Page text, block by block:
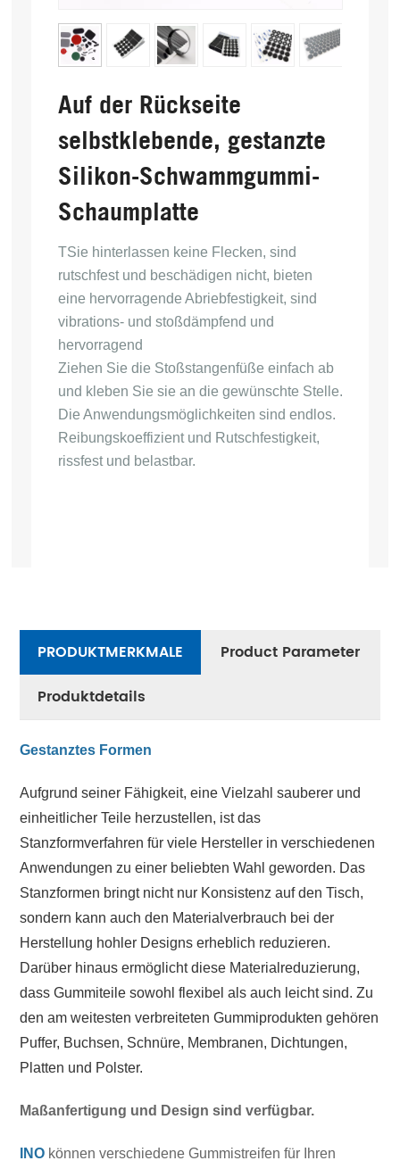
Auf der Rückseite
selbstklebende, gestanzte
Silikon-Schwammgummi-
Schaumplatte
TSie hinterlassen keine Flecken, sind
rutschfest und beschädigen nicht, bieten
eine hervorragende Abriebfestigkeit, sind
vibrations- und stoßdämpfend und
hervorragend
Ziehen Sie die Stoßstangenfüße einfach ab
und kleben Sie sie an die gewünschte Stelle.
Die Anwendungsmöglichkeiten sind endlos.
Reibungskoeffizient und Rutschfestigkeit,
rissfest und belastbar.
PRODUKTMERKMALE
Product Parameter
Produktdetails
Gestanztes Formen
Aufgrund seiner Fähigkeit, eine Vielzahl sauberer und
einheitlicher Teile herzustellen, ist das
Stanzformverfahren für viele Hersteller in verschiedenen
Anwendungen zu einer beliebten Wahl geworden. Das
Stanzformen bringt nicht nur Konsistenz auf den Tisch,
sondern kann auch den Materialverbrauch bei der
Herstellung hohler Designs erheblich reduzieren.
Darüber hinaus ermöglicht diese Materialreduzierung,
dass Gummiteile sowohl flexibel als auch leicht sind. Zu
den am weitesten verbreiteten Gummiprodukten gehören
Puffer, Buchsen, Schnüre, Membranen, Dichtungen,
Platten und Polster.
Maßanfertigung und Design sind verfügbar.
INO können verschiedene Gummistreifen für Ihren